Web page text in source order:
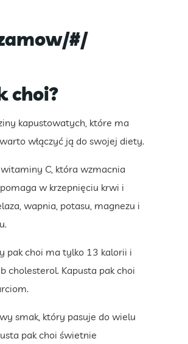
#/
choi?
kapustowatych, które ma
włączyć ją do swojej diety.
C, która wzmacnia
w krzepnięciu krwi i
wapnia, potasu, magnezu i
pak choi ma tylko 13 kalorii i
cholesterol. Kapusta pak choi
smak, który pasuje do wielu
pak choi świetnie